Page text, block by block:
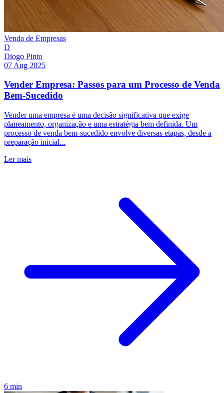
Venda de Empresas
D
Diogo Pinto
07 Aug 2025
Vender Empresa: Passos para um Processo de Venda
Bem-Sucedido
Vender uma empresa é uma decisão significativa que exige
planeamento, organização e uma estratégia bem definida. Um
processo de venda bem-sucedido envolve diversas etapas, desde a
preparação inicial...
Ler mais
6 min